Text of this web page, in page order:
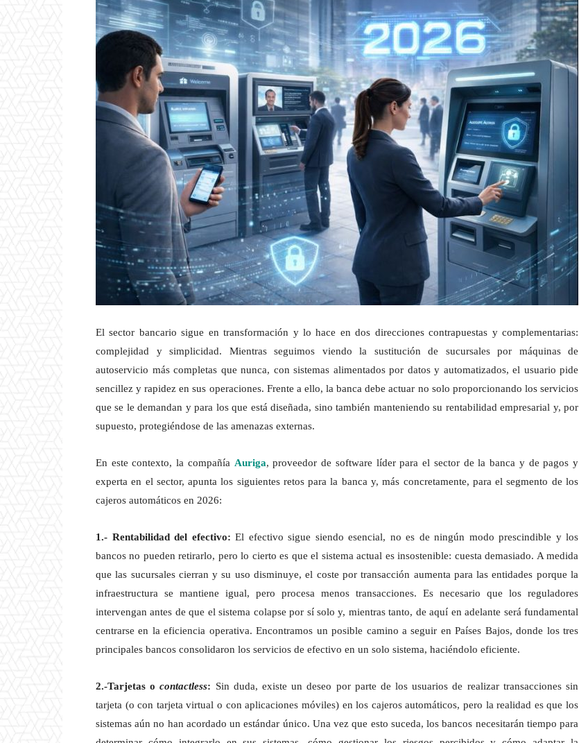
El sector bancario sigue en transformación y lo hace en dos direcciones contrapuestas y complementarias:
complejidad y simplicidad. Mientras seguimos viendo la sustitución de sucursales por máquinas de
autoservicio más completas que nunca, con sistemas alimentados por datos y automatizados, el usuario pide
sencillez y rapidez en sus operaciones. Frente a ello, la banca debe actuar no solo proporcionando los servicios
que se le demandan y para los que está diseñada, sino también manteniendo su rentabilidad empresarial y, por
supuesto, protegiéndose de las amenazas externas.
En este contexto, la compañía Auriga, proveedor de software líder para el sector de la banca y de pagos y
experta en el sector, apunta los siguientes retos para la banca y, más concretamente, para el segmento de los
cajeros automáticos en 2026:
1.- Rentabilidad del efectivo: El efectivo sigue siendo esencial, no es de ningún modo prescindible y los
bancos no pueden retirarlo, pero lo cierto es que el sistema actual es insostenible: cuesta demasiado. A medida
que las sucursales cierran y su uso disminuye, el coste por transacción aumenta para las entidades porque la
infraestructura se mantiene igual, pero procesa menos transacciones. Es necesario que los reguladores
intervengan antes de que el sistema colapse por sí solo y, mientras tanto, de aquí en adelante será fundamental
centrarse en la eficiencia operativa. Encontramos un posible camino a seguir en Países Bajos, donde los tres
principales bancos consolidaron los servicios de efectivo en un solo sistema, haciéndolo eficiente.
2.-Tarjetas ocontactless: Sin duda, existe un deseo por parte de los usuarios de realizar transacciones sin
tarjeta (o con tarjeta virtual o con aplicaciones móviles) en los cajeros automáticos, pero la realidad es que los
sistemas aún no han acordado un estándar único. Una vez que esto suceda, los bancos necesitarán tiempo para